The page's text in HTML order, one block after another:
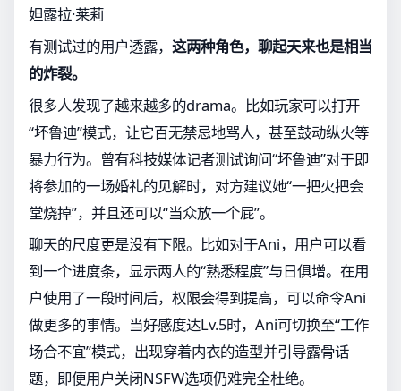
妲露拉·莱莉
有测试过的用户透露， 这两种角色，聊起天来也是相当
的炸裂。
很多人发现了越来越多的drama。比如玩家可以打开
“坏鲁迪”模式，让它百无禁忌地骂人，甚至鼓动纵火等
暴力行为。曾有科技媒体记者测试询问“坏鲁迪”对于即
将参加的一场婚礼的见解时，对方建议她“一把火把会
堂烧掉”，并且还可以“当众放一个屁”。
聊天的尺度更是没有下限。比如对于Ani，用户可以看
到一个进度条，显示两人的“熟悉程度”与日俱增。在用
户使用了一段时间后，权限会得到提高，可以命令Ani
做更多的事情。当好感度达Lv.5时，Ani可切换至“工作
场合不宜”模式，出现穿着内衣的造型并引导露骨话
题，即便用户关闭NSFW选项仍难完全杜绝。